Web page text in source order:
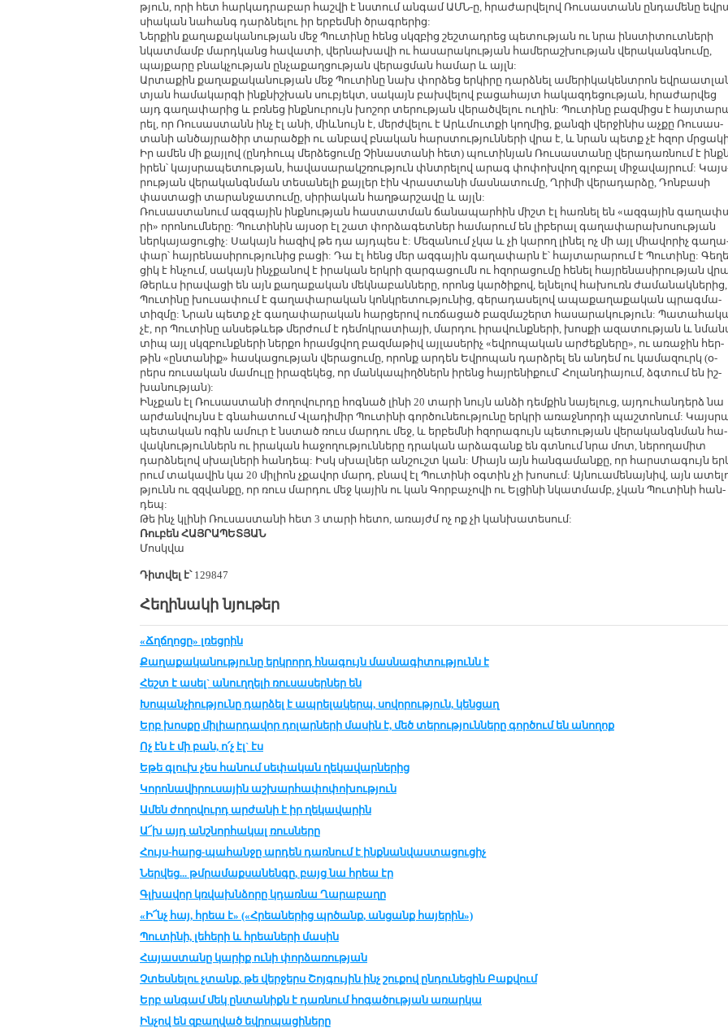
թյուն, ո­րի հետ հար­կադ­րա­բար հաշ­վի է նս­տում ան­գամ ԱՄՆ-ը, հրա­ժար­վե­լով Ռու­սաս­տանն ըն­դա­մե­նը
սիա­կան նա­հանգ դարձ­նե­լու իր եր­բեմ­նի ծրագ­րե­րից:
Ներ­քին քա­ղա­քա­կա­նու­թյան մեջ Պու­տի­նը հենց սկզ­բից շեշ­տադ­րեց պե­տու­թյան ու նրա ինս­տի­տուտ­նե­րի
նկատ­մամբ մարդ­կանց հա­վա­տի, վեր­նա­խա­վի ու հա­սա­րա­կու­թյան հա­մե­րաշ­խու­թյան վե­րա­կանգ­նու­մը,
պայ­քա­րը բնակ­չու­թյան ըն­չա­քաղ­ցու­թյան վե­րաց­ման հա­մար և այլն:
Ար­տա­քին քա­ղա­քա­կա­նու­թյան մեջ Պու­տի­նը նախ փոր­ձեց եր­կի­րը դարձ­նել ա­մե­րի­կա­կենտ­րոն
տյան հա­մա­կար­գի ինք­նիշ­խան սու­բյեկտ, սա­կայն բախ­վե­լով բա­ցա­հայտ հա­կազ­դե­ցու­թյան, հրա­ժար­վեց
այդ գա­ղա­փա­րից և բռ­նեց ինք­նու­րույն խո­շոր տե­րու­թյան վե­րած­վե­լու ու­ղին: Պու­տի­նը բազ­միցս է
րել, որ Ռու­սաս­տանն ինչ էլ ա­նի, միևնույն է, մերժ­վե­լու է Արևմուտ­քի կող­մից, քան­զի վեր­ջի­նիս աչ­քը Ռու­սաս­
տա­նի ան­ծայ­րա­ծիր տա­րած­քի ու ան­բավ բնա­կան հարս­տու­թյուն­նե­րի վրա է, և նրան պետք չէ հզոր
Իր ա­մեն մի քայ­լով (ընդ­հուպ մեր­ձե­ցու­մը Չի­նաս­տա­նի հետ) պու­տի­նյան Ռու­սաս­տա­նը վե­րա­դառ­նում է ինքն
ի­րեն՝ կայս­րա­պե­տու­թյան, հա­վա­սա­րակշ­ռու­թյուն փնտ­րե­լով ա­րագ փո­փոխ­վող գլո­բալ մի­ջա­վայ­րում:
րու­թյան վե­րա­կան­գն­ման տե­սա­նե­լի քայ­լեր էին Վրաս­տա­նի մաս­նա­տու­մը, Ղրի­մի վե­րա­դար­ձը, Դոն­բա­սի
փաս­տա­ցի տա­րան­ջա­տու­մը, սի­րիա­կան հաղ­թար­շա­վը և այլն:
Ռու­սաս­տա­նում ազ­գա­յին ինք­նու­թյան հաս­տատ­ման ճա­նա­պար­հին միշտ էլ հառ­նել են «ազ­գա­յին
րի» ո­րո­նում­նե­րը: Պու­տի­նին այ­սօր էլ շատ փոր­ձա­գետ­ներ հա­մա­րում են լի­բե­րալ գա­ղա­փա­րա­խո­սու­թյան
ներ­կա­յա­ցու­ցիչ: Սա­կայն հա­զիվ թե դա այդ­պես է: Մե­զա­նում չկա և չի կա­րող լի­նել ոչ մի այլ միա­վո­րիչ
փար՝ հայ­րե­նա­սի­րու­թյու­նից բա­ցի: Դա էլ հենց մեր ազ­գա­յին գա­ղա­փարն է՝ հայ­տա­րա­րում է Պու­տի­նը:
ցիկ է հն­չում, սա­կայն ինչ­քա­նով է ի­րա­կան երկ­րի զար­գա­ցումն ու հզո­րա­ցու­մը հե­նել հայ­րե­նա­սի­րու­թյան
Թերևս ի­րա­վա­ցի են այն քա­ղա­քա­կան մեկ­նա­բան­նե­րը, ո­րոնց կար­ծի­քով, ել­նե­լով հա­խուռն ժա­մա­նակ­նե­րից,
Պու­տի­նը խու­սա­փում է գա­ղա­փա­րա­կան կոնկ­րե­տու­թյու­նից, գե­րա­դա­սե­լով ա­պա­քա­ղա­քա­կան պրագ­մա­
տիզ­մը: Նրան պետք չէ գա­ղա­փա­րա­կան հար­ցե­րով ուռ­ճա­ցած բազ­մա­շերտ հա­սա­րա­կու­թյուն:
չէ, որ Պու­տի­նը ան­սեթևեթ մեր­ժում է դե­մոկ­րա­տիա­յի, մար­դու ի­րա­վունք­նե­րի, խոս­քի ա­զա­տու­թյան և
տիպ այլ սկզ­բունք­նե­րի ներ­քո հրամց­վող բազ­մա­թիվ այ­լա­սե­րիչ «եվ­րո­պա­կան ար­ժեք­նե­րը», ու ա­ռա­ջին հեր­
թին «ըն­տա­նիք» հաս­կա­ցու­թյան վե­րա­ցու­մը, ո­րոնք ար­դեն Եվ­րո­պան դարձ­րել են ան­դեմ ու կա­մա­զուրկ (օ­
րերս ռու­սա­կան մա­մու­լը ի­րա­զե­կեց, որ ման­կա­պիղծ­ներն ի­րենց հայ­րե­նի­քում՝ Հո­լան­դիա­յում, ձգ­տում են իշ­
խա­նու­թյան):
Ինչ­քան էլ Ռու­սաս­տա­նի ժո­ղո­վուր­դը հոգ­նած լի­նի 20 տա­րի նույն ան­ձի դեմ­քին նա­յե­լուց, այ­դու­հան­դերձ նա
ար­ժան­վույնս է գնա­հա­տում Վլա­դի­միր Պու­տի­նի գոր­ծու­նեու­թյու­նը երկ­րի ա­ռաջ­նոր­դի պաշ­տո­նում:
պե­տա­կան ո­գին ա­մուր է նս­տած ռուս մար­դու մեջ, և եր­բեմ­նի հզո­րա­գույն պե­տու­թյան վե­րա­կան­գն­ման հա­
վակ­նու­թյուն­ներն ու ի­րա­կան հա­ջո­ղու­թյուն­նե­րը դրա­կան ար­ձա­գանք են գտ­նում նրա մոտ, նե­րո­ղա­միտ
դարձ­նե­լով սխալ­նե­րի հան­դեպ: Իսկ սխալ­ներ ան­շուշտ կան: Միայն այն հան­գա­ման­քը, որ հարս­տա­գույն
րում տա­կա­վին կա 20 մի­լիոն չքա­վոր մարդ, բնավ էլ Պու­տի­նի օգ­տին չի խո­սում: Այ­նուա­մե­նայ­նիվ, այն
թյունն ու զզ­վան­քը, որ ռուս մար­դու մեջ կա­յին ու կան Գոր­բա­չո­վի ու Ել­ցի­նի նկատ­մամբ, չկան Պու­տի­նի հան­
դեպ:
Թե ինչ կլի­նի Ռու­սաս­տա­նի հետ 3 տա­րի հե­տո, ա­ռայժմ ոչ ոք չի կան­խա­տե­սում:
Ռու­բեն ՀԱՅ­ՐԱ­ՊԵ­ՏՅԱՆ
Մոսկ­վա
Դիտվել է՝129847
Հեղինակի նյութեր
«Ճղճղոցը» լռեցրին
Քա­ղա­քա­կա­նու­թ­յու­նը երկ­րորդ հնա­գույն մաս­նա­գի­տու­թ­յունն է
Հեշտ է ա­սել` ա­նուղ­ղե­լի ռու­սա­սեր­ներ են
Խո­պան­չիու­թ­յու­նը դար­ձել է ապ­րե­լա­կերպ, սո­վո­րու­թ­յուն, կեն­ցաղ
Երբ խոս­քը մի­լիար­դա­վոր դո­լար­նե­րի մա­սին է, մեծ տե­րու­թ­յուն­նե­րը գոր­ծում են ա­նո­ղոք
Ոչ էն է մի բան, ո՛չ էլ` էս
Եթե գլուխ չես հա­նում սե­փա­կան ղե­կա­վար­նե­րից
Կո­րո­նա­վի­րու­սա­յին աշ­խար­հա­փո­փո­խու­թ­յուն
Ամեն ժո­ղո­վուրդ ար­ժա­նի է իր ղե­կա­վա­րին
Ա՜խ այդ անշ­նոր­հա­կալ ռուս­նե­րը
Հույս-հարց-պա­հան­ջը ար­դեն դառ­նում է ինք­նան­վաս­տա­ցու­ցիչ
Ներ­վեց... թմ­րա­մաք­սա­նեն­գը, բայց նա հրեա էր
Գլխա­վոր կռ­վախն­ձո­րը կդառ­նա Ղա­րա­բա­ղը
«Ի՜նչ հայ, հրեա է» («Հրեա­նե­րից պր­ծանք, ան­ցանք հա­յե­րին»)
Պու­տի­նի, լե­հե­րի և հրեա­նե­րի մա­սին
Հա­յաս­տա­նը կա­րիք ու­նի փոր­ձա­ռու­թ­յան
Չտես­նե­լու չտանք, թե վեր­ջերս Շոյ­գու­յին ինչ շու­քով ըն­դու­նե­ցին Բաք­վում
Երբ ան­գամ մեկ ըն­տա­նիքն է դառ­նում հո­գա­ծու­թ­յան ա­ռար­կա
Ինչով են զբաղ­ված եվ­րո­պա­ցի­նե­րը